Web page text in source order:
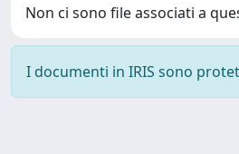
Non ci sono file associati a
I documenti in IRIS sono